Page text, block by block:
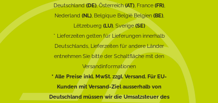
Deutschland(DE), Österreich(AT), France (FR),
Nederland (NL), Belgique België Belgien (BE),
Lëtzebuerg (LU), Sverige(SE)
* Lieferzeiten gelten für Lieferungen innerhalb
Deutschlands, Lieferzeiten für andere Länder
entnehmen Sie bitte der Schaltfläche mit den
Versandinformationen
* Alle Preise inkl. MwSt. zzgl. Versand. Für EU-
Kunden mit Versand-Ziel ausserhalb von
Deutschland müssen wir die Umsatzsteuer des